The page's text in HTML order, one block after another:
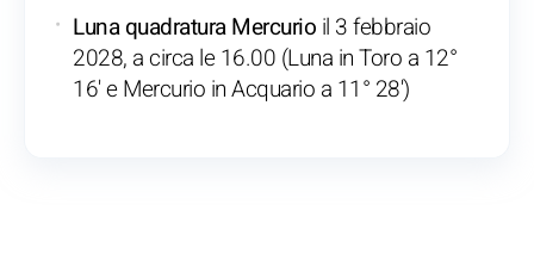
Luna quadratura Mercurio il 3 febbraio
2028, a circa le 16.00 (Luna in Toro a 12°
16' e Mercurio in Acquario a 11° 28')